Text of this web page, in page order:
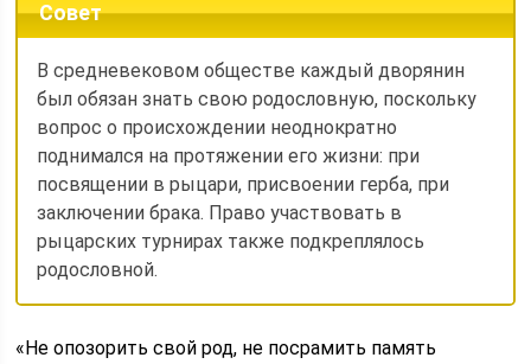
Совет
В средневековом обществе каждый дворянин
был обязан знать свою родословную, поскольку
вопрос о происхождении неоднократно
поднимался на протяжении его жизни: при
посвящении в рыцари, присвоении герба, при
заключении брака. Право участвовать в
рыцарских турнирах также подкреплялось
родословной.
«Не опозорить свой род, не посрамить память